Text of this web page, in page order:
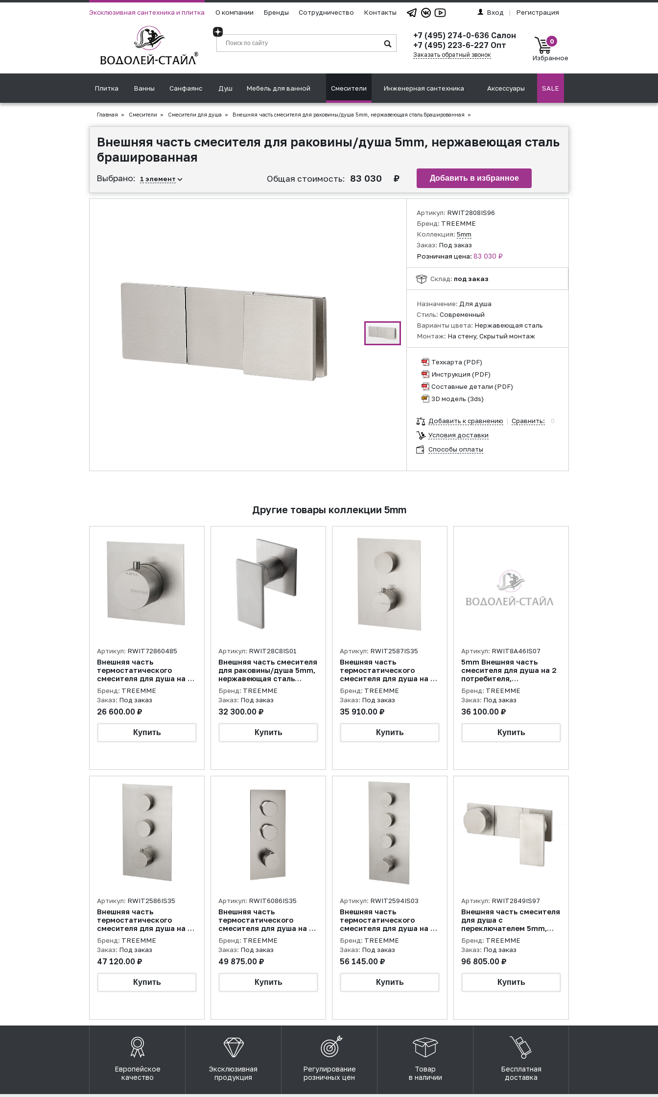
Эксклюзивная сантехника и плитка О компании Бренды Сотрудничество Контакты Вход | Регистрация
+7 (495) 274-0-636 Салон
+7 (495) 223-6-227 Опт
Заказать обратный звонок
0
Избранное
Плитка Ванны Санфаянс Душ Мебель для ванной Смесители Инженерная сантехника Аксессуары SALE
Главная » Смесители » Смесители для душа » Внешняя часть смесителя для раковины/душа 5mm, нержавеющая сталь брашированная »
Внешняя часть смесителя для раковины/душа 5mm, нержавеющая сталь
брашированная
Выбрано: 1 элемент Общая стоимость: 83 030 ₽
Артикул: RWIT2808IS96
Бренд: TREEMME
Коллекция: 5mm
Заказ: Под заказ
Розничная цена: 83 030 ₽
Склад: под заказ
Назначение: Для душа
Стиль: Современный
Варианты цвета: Нержавеющая сталь
Монтаж: На стену, Скрытый монтаж
Техкарта (PDF)
Инструкция (PDF)
Составные детали (PDF)
3D модель (3ds)
Добавить к сравнению | Сравнить:
0
Условия доставки
Способы оплаты
Другие товары коллекции 5mm
Артикул: RWIT72860485
Внешняя часть
термостатического
смесителя для душа на 1
потребителя без
перекрытия X-Change,
желтое золото PVD
Бренд: TREEMME
Заказ: Под заказ
26 600.00 ₽
Артикул: RWIT28C8IS01
Внешняя часть смесителя
для раковины/душа 5mm,
нержавеющая сталь
брашированная
Бренд: TREEMME
Заказ: Под заказ
32 300.00 ₽
Артикул: RWIT2587IS35
Внешняя часть
термостатического
смесителя для душа на 1
потребителя 5mm,
нержавеющая сталь
брашированная
Бренд: TREEMME
Заказ: Под заказ
35 910.00 ₽
Артикул: RWIT8A46IS07
5mm Внешняя часть
смесителя для душа на 2
потребителя,
нержавеющая сталь
Бренд: TREEMME
Заказ: Под заказ
36 100.00 ₽
Артикул: RWIT2586IS35
Внешняя часть
термостатического
смесителя для душа на 2
потребителя 5mm,
нержавеющая сталь
брашированная
Бренд: TREEMME
Заказ: Под заказ
47 120.00 ₽
Артикул: RWIT6086IS35
Внешняя часть
термостатического
смесителя для душа на 2
потребителя 22mm,
нержавеющая сталь
брашированная
Бренд: TREEMME
Заказ: Под заказ
49 875.00 ₽
Артикул: RWIT2594IS03
Внешняя часть
термостатического
смесителя для душа на 3
потребителя 5mm,
нержавеющая сталь
брашированная
Бренд: TREEMME
Заказ: Под заказ
56 145.00 ₽
Артикул: RWIT2849IS97
Внешняя часть смесителя
для душа с
переключателем 5mm,
нержавеющая сталь
брашированная
Бренд: TREEMME
Заказ: Под заказ
96 805.00 ₽
Европейское
качество
Эксклюзивная
продукция
Регулирование
розничных цен
Товар
в наличии
Бесплатная
доставка